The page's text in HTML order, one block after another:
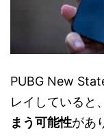
PUBG New
レイしていると
まう可能性があ